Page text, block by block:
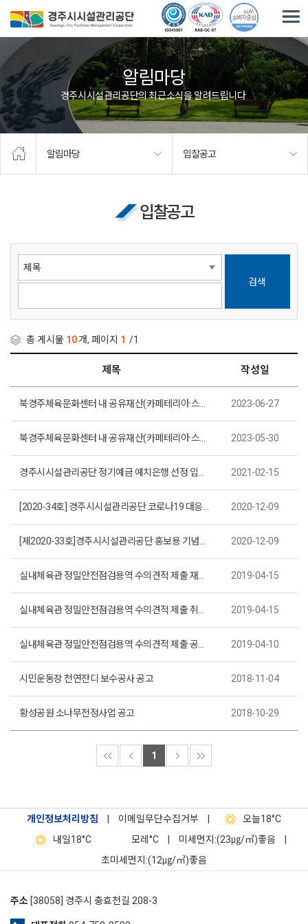
알림마당
경주시시설관리공단의 최근소식을 알려드립니다.
알림마당 입찰공고
입찰공고
검색
총 게시물 10개, 페이지 1 /1
제목 작성일
북경주체육문화센터 내 공유재산(카페테리아·스포츠용품점) 사용·수익허가 입찰 공고(재공고)(제2023-20호) 2023-06-27
북경주체육문화센터 내 공유재산(카페테리아·스포츠용품점) 사용·수익허가 입찰 공고(제2023-17호) 2023-05-30
2021-02-15
[2020-34호] 경주시시설관리공단 코로나19 대응백서 디자인 및 책자 제작 2020-12-09
2020-12-09
2019-04-15
2019-04-15
2019-04-10
시민운동장 천연잔디 보수공사 공고 2018-11-04
황성공원 소나무전정사업 공고 2018-10-29
1
개인정보처리방침 이메일무단수집거부 오늘18°C
내일18°C 모레 °C 미세먼지:(23㎍/㎥)좋음
초미세먼지:(12㎍/㎥)좋음
주소 [38058] 경주시 충효천길 208-3